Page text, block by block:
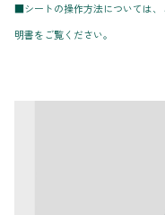
■シートの操作方法については、
明書をご覧ください。